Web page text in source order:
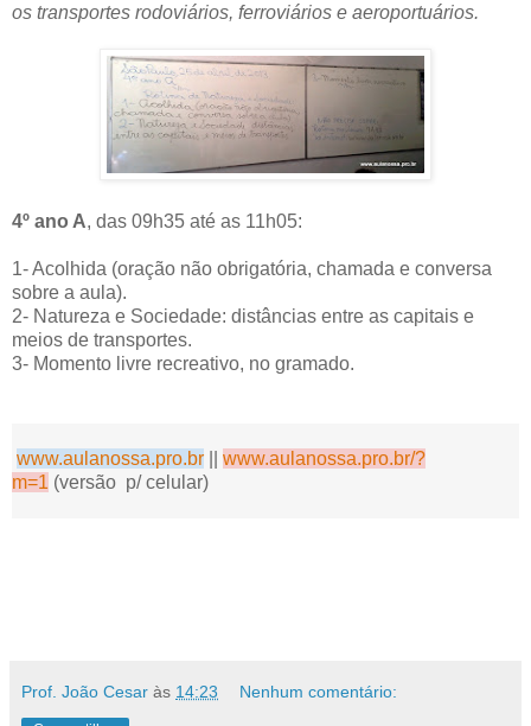
os transportes rodoviários, ferroviários e aeroportuários.
4º ano A, das 09h35 até as 11h05:
1- Acolhida (oração não obrigatória, chamada e conversa
sobre a aula).
2- Natureza e Sociedade: distâncias entre as capitais e
meios de transportes.
3- Momento livre recreativo, no gramado.
www.aulanossa.pro.br
www.aulanossa.pro.br/?
m=1 (versão p/ celular)
Prof. João Cesar às 14:23 Nenhum comentário: